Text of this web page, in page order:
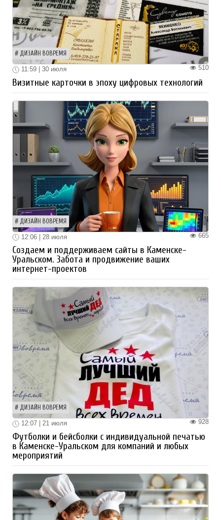
ДИЗАЙН ВОВРЕМЯ
510
11:59 | 30 июля
Визитные карточки в эпоху цифровых технологий
ДИЗАЙН ВОВРЕМЯ
665
12:06 | 28 июля
Создаем и поддерживаем сайты в Каменске-
Уральском. Забота и продвижение ваших
интернет-проектов
ДИЗАЙН ВОВРЕМЯ
928
12:07 | 21 июля
Футболки и бейсболки с индивидуальной печатью
в Каменске-Уральском для компаний и любых
мероприятий